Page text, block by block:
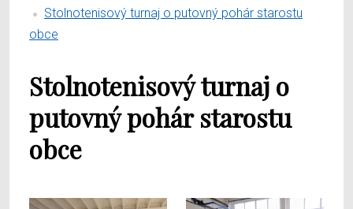
Samospráva
O obci
Stolnotenisový turnaj o putovný pohár starostu
obce
Stolnotenisový turnaj o
putovný pohár starostu
obce